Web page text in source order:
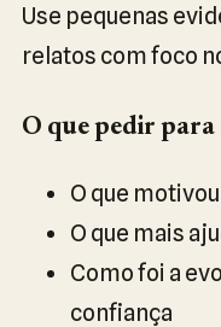
Use pequenas
relatos com foco
O que pedir
O que
O que mais
Como foi a
confiança